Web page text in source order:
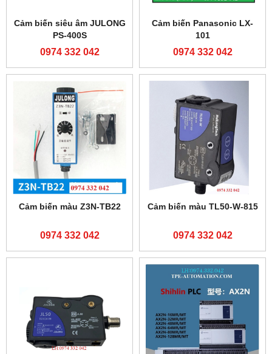
Cảm biến siêu âm JULONG
PS-400S
0974 332 042
Cảm biến Panasonic LX-
101
0974 332 042
Cảm biến màu Z3N-TB22
0974 332 042
Cảm biến màu TL50-W-815
0974 332 042